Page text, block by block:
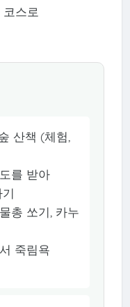
스로
산책 (체험,
를 받아
총 쏘기, 카누
죽림욕